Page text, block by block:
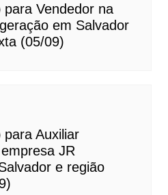
Vendedor na
em Salvador
(05/09)
Auxiliar
JR
e região